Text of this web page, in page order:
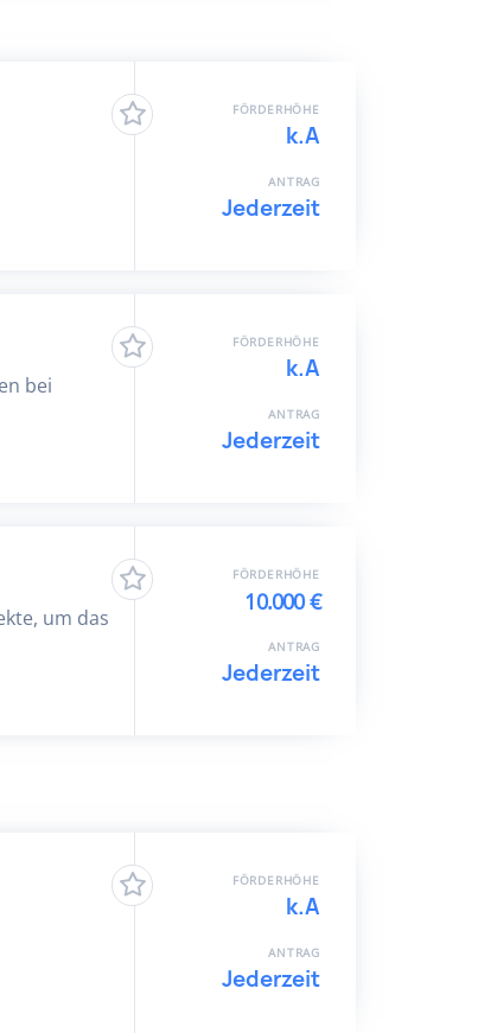
FÖRDERHÖHE
k.A
ANTRAG
Jederzeit
bei
FÖRDERHÖHE
k.A
ANTRAG
Jederzeit
um das
FÖRDERHÖHE
10.000 €
ANTRAG
Jederzeit
FÖRDERHÖHE
k.A
ANTRAG
Jederzeit